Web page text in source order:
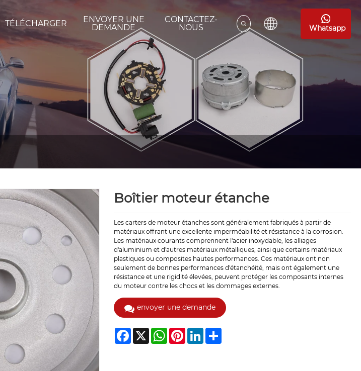
TÉLÉCHARGER
ENVOYER UNE
DEMANDE
CONTACTEZ-
NOUS
Whatsapp
Boîtier moteur étanche
Les carters de moteur étanches sont généralement fabriqués à partir de
matériaux offrant une excellente imperméabilité et résistance à la corrosion.
Les matériaux courants comprennent l'acier inoxydable, les alliages
d'aluminium et d'autres matériaux métalliques, ainsi que certains matériaux
plastiques ou composites hautes performances. Ces matériaux ont non
seulement de bonnes performances d'étanchéité, mais ont également une
résistance et une rigidité élevées, peuvent protéger les composants internes
du moteur contre les chocs et les dommages externes.
envoyer une demande
Facebook
X WhatsAppPinterestLinkedInShare